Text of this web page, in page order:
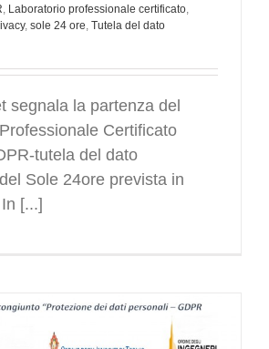
, Laboratorio professionale certificato,
, sole 24 ore, Tutela del dato
segnala la partenza del
Certificato
tutela del dato
Sole 24ore prevista in
[...]